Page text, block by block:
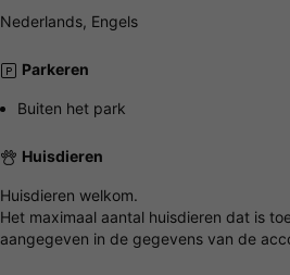
Nederlands, Engels
Parkeren
Buiten het park
Huisdieren
Huisdieren welkom.
Het maximaal aantal huisdieren dat is
aangegeven in de gegevens van de